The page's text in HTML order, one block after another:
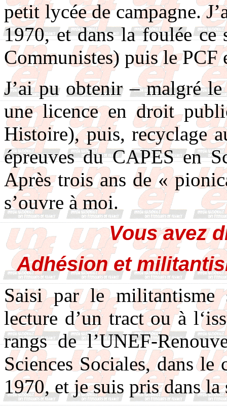
petit lycée de campagne.
1970, et dans la foulée ce
Communistes) puis le PCF
J’ai pu obtenir – malgré
une licence en droit
Histoire), puis, recyclage
épreuves du CAPES en
Après trois ans de «
s’ouvre à moi.
Vous avez
Adhésion et
Saisi par le militantisme
lecture d’un tract ou à
rangs de l’UNEF-
Sciences Sociales, dans le
1970, et je suis pris dans